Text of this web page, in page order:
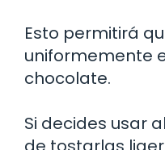
Esto permitirá
uniformemente
chocolate.
Si decides usar